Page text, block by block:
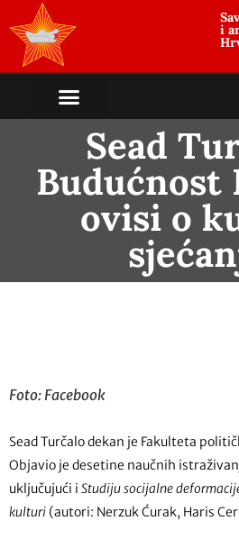
i
Sead
Budućnost
ovisi o
Foto: Facebook
Sead Turčalo dekan je Fakulteta
Objavio je desetine naučnih
uključujući i Studiju socijalne
kulturi (autori: Nerzuk Ćurak, Haris